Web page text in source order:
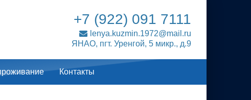
+7 (922) 091 7111
lenya.kuzmin.1972@mail.ru
ЯНАО, пгт. Уренгой, 5 микр., д.9
Контакты